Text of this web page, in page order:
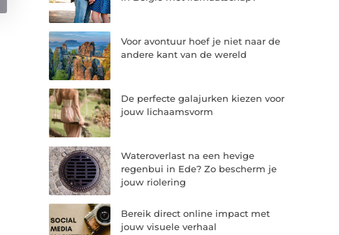
Voor avontuur hoef je niet naar de
andere kant van de wereld
De perfecte galajurken kiezen voor
jouw lichaamsvorm
Wateroverlast na een hevige
regenbui in Ede? Zo bescherm je
jouw riolering
Bereik direct online impact met
jouw visuele verhaal